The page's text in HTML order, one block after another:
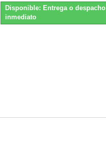
Disponible: Entrega o despacho
inmediato